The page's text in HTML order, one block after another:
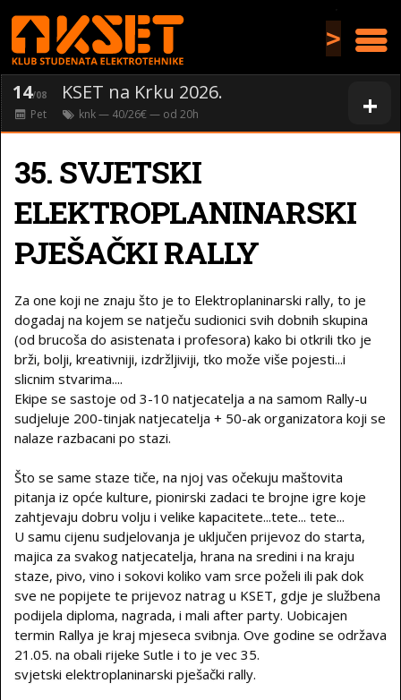
>
+
14/08 KSET na Krku 2026.
Pet knk— 40/26€ — od 20h
35. SVJETSKI
ELEKTROPLANINARSKI
PJEŠAČKI RALLY
Za one koji ne znaju što je to Elektroplaninarski rally, to je
dogadaj na kojem se natječu sudionici svih dobnih skupina
(od brucoša do asistenata i profesora) kako bi otkrili tko je
brži, bolji, kreativniji, izdržljiviji, tko može više pojesti...i
slicnim stvarima....
Ekipe se sastoje od 3-10 natjecatelja a na samom Rally-u
sudjeluje 200-tinjak natjecatelja + 50-ak organizatora koji se
nalaze razbacani po stazi.
Što se same staze tiče, na njoj vas očekuju maštovita
pitanja iz opće kulture, pionirski zadaci te brojne igre koje
zahtjevaju dobru volju i velike kapacitete...tete... tete...
U samu cijenu sudjelovanja je uključen prijevoz do starta,
majica za svakog natjecatelja, hrana na sredini i na kraju
staze, pivo, vino i sokovi koliko vam srce poželi ili pak dok
sve ne popijete te prijevoz natrag u KSET, gdje je službena
podijela diploma, nagrada, i mali after party. Uobicajen
termin Rallya je kraj mjeseca svibnja. Ove godine se održava
21.05. na obali rijeke Sutle i to je vec 35.
svjetski elektroplaninarski pješački rally.